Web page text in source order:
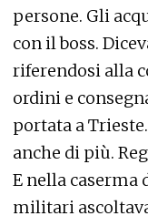
persone. Gli
con il boss.
riferendosi alla
ordini e
portata a
anche di più.
E nella caserma
militari